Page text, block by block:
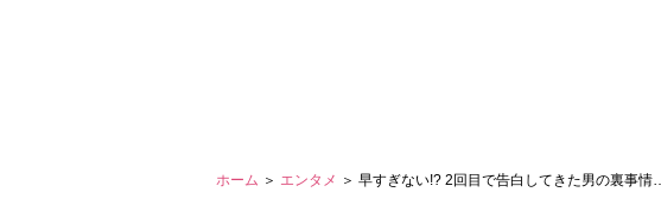
ホーム ＞ エンタメ ＞ 早すぎない!? 2回目で告白してきた男の裏事